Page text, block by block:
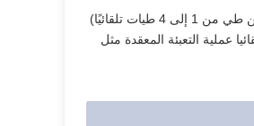
هذه الآلة مناسبة للتعبئة التلقائية للمراهم. عملية العمل هي نقل التعبئة والتغليف؛ نقل تعليمات التعبئة والتغليف (يمكن طي من 1 إلى 4 طيات تلقائيًا)
عملية التعبئة المعقدة مثل